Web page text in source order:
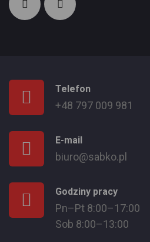
Telefon
+48 797 009 981
E-mail
biuro@sabko.pl
Godziny pracy
Pn–Pt 8:00–17:00
Sob 8:00–13:00